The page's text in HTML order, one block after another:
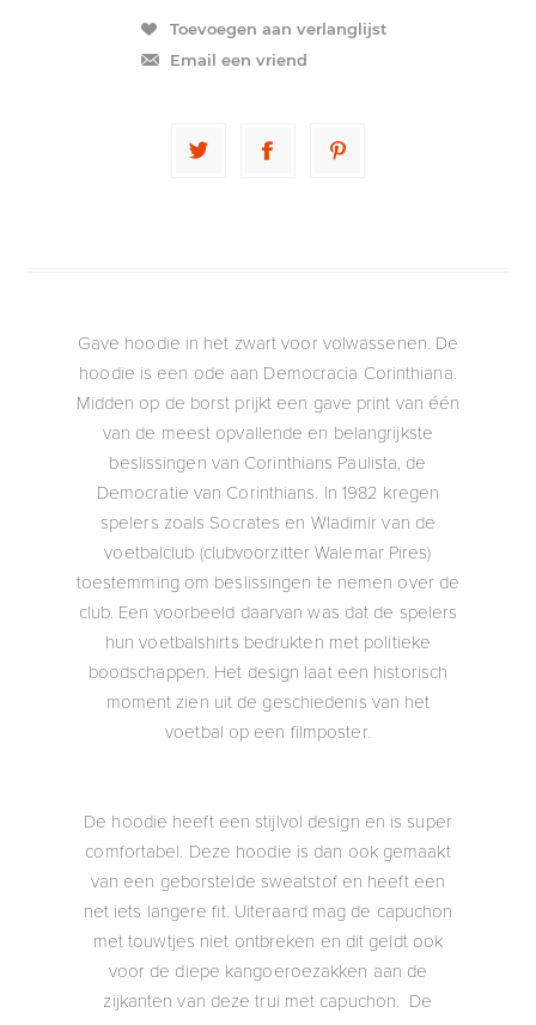
Toevoegen aan verlanglijst
Email een vriend
Gave hoodie in het zwart voor volwassenen. De
hoodie is een ode aan Democracia Corinthiana.
Midden op de borst prijkt een gave print van één
van de meest opvallende en belangrijkste
beslissingen van Corinthians Paulista, de
Democratie van Corinthians. In 1982 kregen
spelers zoals Socrates en Wladimir van de
voetbalclub (clubvoorzitter Walemar Pires)
toestemming om beslissingen te nemen over de
club. Een voorbeeld daarvan was dat de spelers
hun voetbalshirts bedrukten met politieke
boodschappen. Het design laat een historisch
moment zien uit de geschiedenis van het
voetbal op een filmposter.
De hoodie heeft een stijlvol design en is super
comfortabel. Deze hoodie is dan ook gemaakt
van een geborstelde sweatstof en heeft een
net iets langere fit. Uiteraard mag de capuchon
met touwtjes niet ontbreken en dit geldt ook
voor de diepe kangoeroezakken aan de
zijkanten van deze trui met capuchon. De